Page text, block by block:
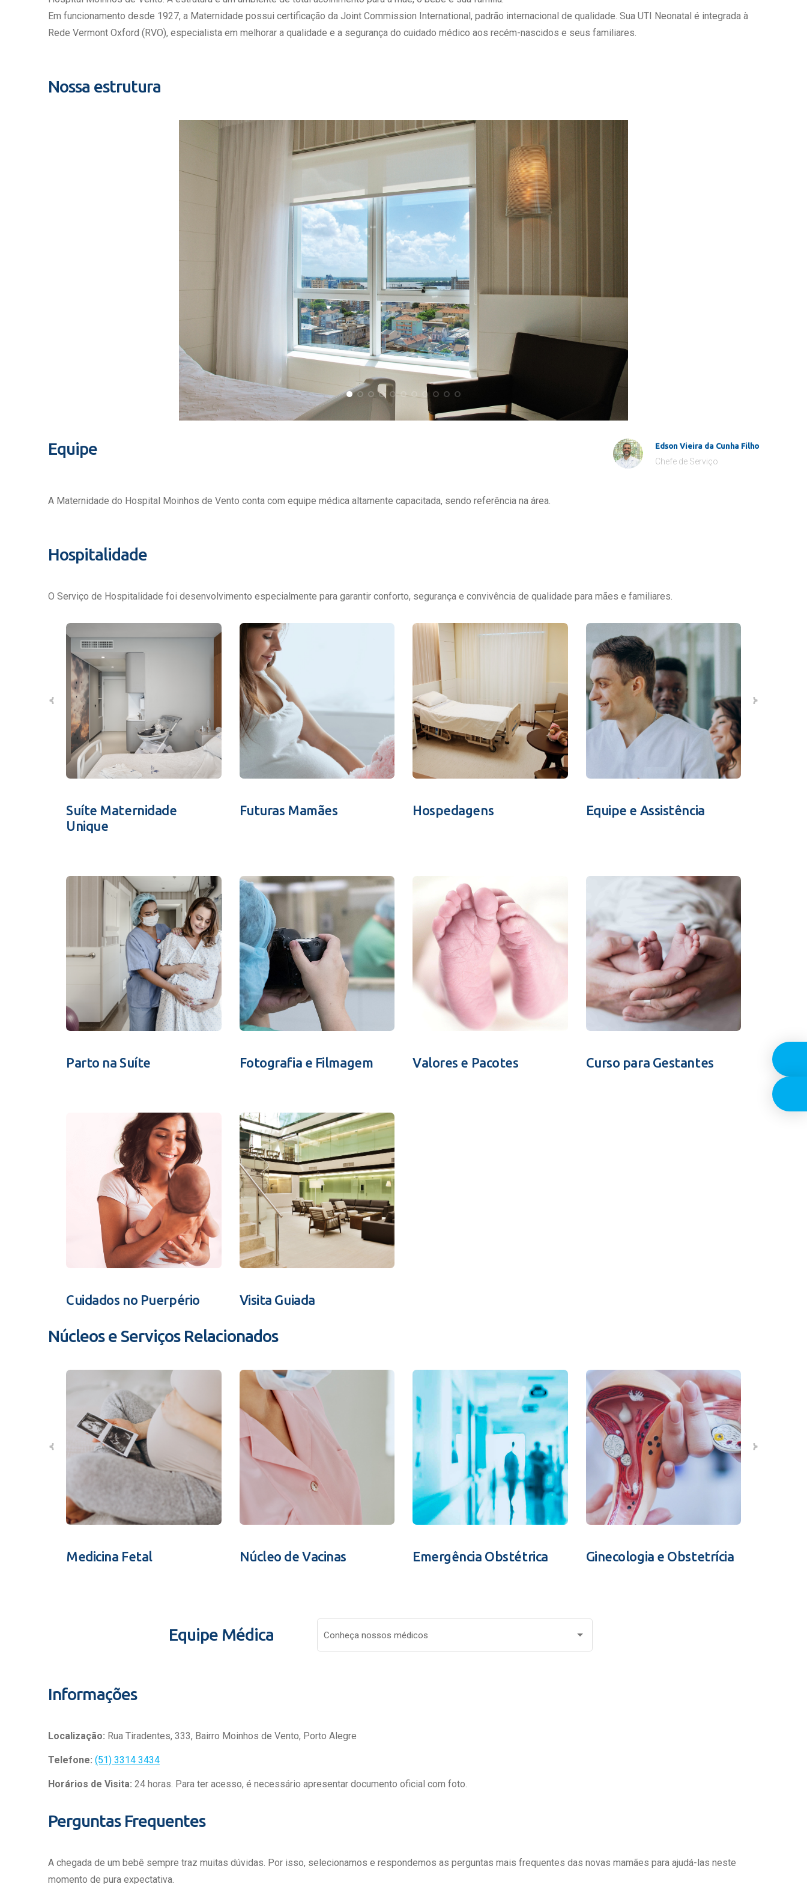
Estrutura de Gestão
Exames - Portal Médico
Quem Somos
Responsabilidade Ambiental
Ambulatório Digital de Nutrição para
Em funcionamento desde 1927, a Maternidade possui certificação da Joint Commission International, padrão internacional de qualidade. Sua UTI Neonatal é integrada à
Rede Vermont Oxford (RVO), especialista em melhorar a qualidade e a segurança do cuidado médico aos recém-nascidos e seus familiares.
Nossa estrutura
Equipe Edson Vieira da Cunha Filho
Chefe de Serviço
A Maternidade do Hospital Moinhos de Vento conta com equipe médica altamente capacitada, sendo referência na área.
Hospitalidade
O Serviço de Hospitalidade foi desenvolvimento especialmente para garantir conforto, segurança e convivência de qualidade para mães e familiares.
Suíte Maternidade
Unique
Futuras Mamães Hospedagens Equipe e Assistência
Parto na Suíte Fotografia e Filmagem Valores e Pacotes Curso para Gestantes
Cuidados no Puerpério Visita Guiada
Núcleos e Serviços Relacionados
Medicina Fetal Núcleo de Vacinas Emergência Obstétrica Ginecologia e Obstetrícia
Equipe Médica Conheça nossos médicos
Informações
Localização: Rua Tiradentes, 333, Bairro Moinhos de Vento, Porto Alegre
Telefone: (51) 3314 3434
Horários de Visita: 24 horas. Para ter acesso, é necessário apresentar documento oficial com foto.
Perguntas Frequentes
A chegada de um bebê sempre traz muitas dúvidas. Por isso, selecionamos e respondemos as perguntas mais frequentes das novas mamães para ajudá-las neste
momento de pura expectativa.